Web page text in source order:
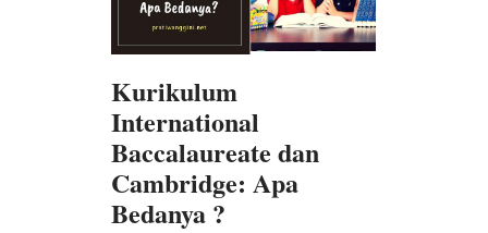
Kurikulum
International
Baccalaureate dan
Cambridge: Apa
Bedanya ?